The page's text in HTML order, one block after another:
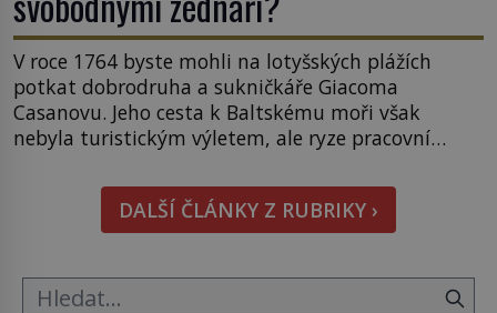
V roce 1764 byste mohli na lotyšských plážích
potkat dobrodruha a sukničkáře Giacoma
Casanovu. Jeho cesta k Baltskému moři však
nebyla turistickým výletem, ale ryze pracovní
sledoval, když se například procházel uličkami
lotyšské Rigy? Casanova v Pobaltí kontaktoval
tamní zednářské lóže. Nebyl v této oblasti žádným
DALŠÍ ČLÁNKY Z RUBRIKY ›